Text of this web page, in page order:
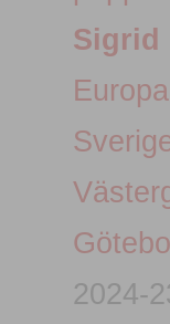
Sigrid
Europa
2024-